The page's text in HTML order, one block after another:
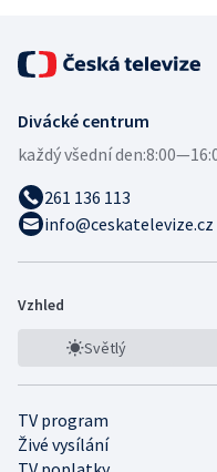
Divácké centrum
každý všední den:
261 136 113
info@ceskatelevize.cz
Vzhled
Světlý
TV program
Živé vysílání